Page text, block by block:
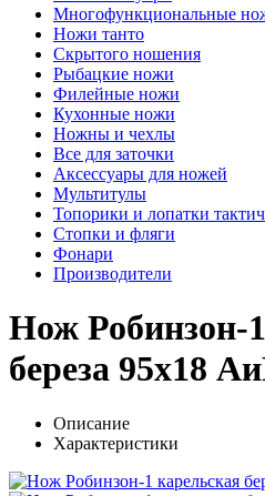
Многофункциональные
Ножи танто
Скрытого ношения
Рыбацкие ножи
Филейные ножи
Кухонные ножи
Ножны и чехлы
Все для заточки
Аксессуары для ножей
Мультитулы
Топорики и лопатки
Стопки и фляги
Фонари
Производители
Нож Робинзон-
береза 95х18
Описание
Характеристики